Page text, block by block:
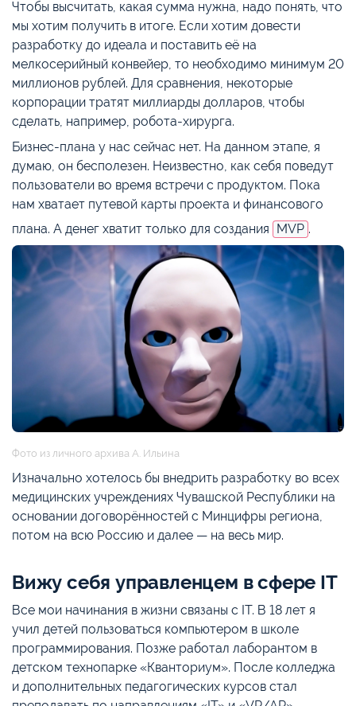
Чтобы высчитать, какая сумма нужна, надо понять, что
мы хотим получить в итоге. Если хотим довести
разработку до идеала и поставить её на
мелкосерийный конвейер, то необходимо минимум 20
миллионов рублей. Для сравнения, некоторые
корпорации тратят миллиарды долларов, чтобы
сделать, например, робота-хирурга.
Бизнес-плана у нас сейчас нет. На данном этапе, я
думаю, он бесполезен. Неизвестно, как себя поведут
пользователи во время встречи с продуктом. Пока
нам хватает путевой карты проекта и финансового
плана. А денег хватит только для создания MVP .
Фото из личного архива А. Ильина
Изначально хотелось бы внедрить разработку во всех
медицинских учреждениях Чувашской Республики на
основании договорённостей с Минцифры региона,
потом на всю Россию и далее — на весь мир.
Вижу себя управленцем в сфере IT
Все мои начинания в жизни связаны с IT. В 18 лет я
учил детей пользоваться компьютером в школе
программирования. Позже работал лаборантом в
детском технопарке «Кванториум». После колледжа
и дополнительных педагогических курсов стал